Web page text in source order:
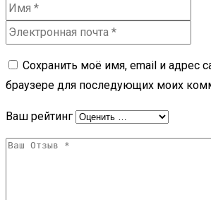
Сохранить моё имя, email и адрес
браузере для последующих моих
Ваш рейтинг